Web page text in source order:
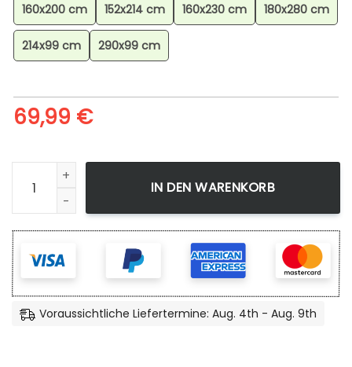
160x200 cm 152x214 cm 160x230 cm 180x280 cm
214x99 cm 290x99 cm
69,99 €
Dragonir Pokmon Dragonair Pokemon Teppich,
IN DEN WARENKORB
Voraussichtliche Liefertermine: Aug. 4th - Aug. 9th